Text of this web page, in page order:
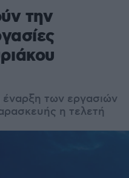
την
των εργασιών
η τελετή